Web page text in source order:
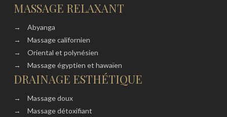
MASSAGE RELAXANT
→
Abyanga
→
Massage californien
→
Oriental et polynésien
→
Massage égyptien et hawaïen
DRAINAGE ESTHÉTIQUE
→
Massage doux
→
Massage détoxifiant